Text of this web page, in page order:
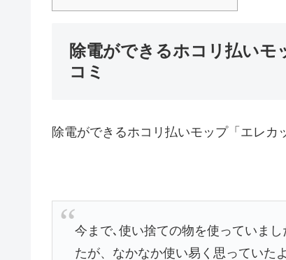
除電ができるホコリ払いモ
コミ
除電ができるホコリ払いモップ「エレカ
今まで､使い捨ての物を使っていま
たが、なかなか使い易く思っていた